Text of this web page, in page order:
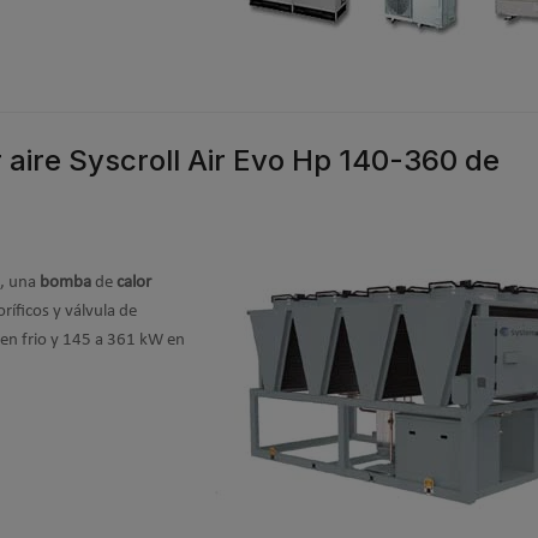
Syscroll Air Evo Hp 140-360 de
una bomba de calor
y válvula de
frio y 145 a 361 kW en